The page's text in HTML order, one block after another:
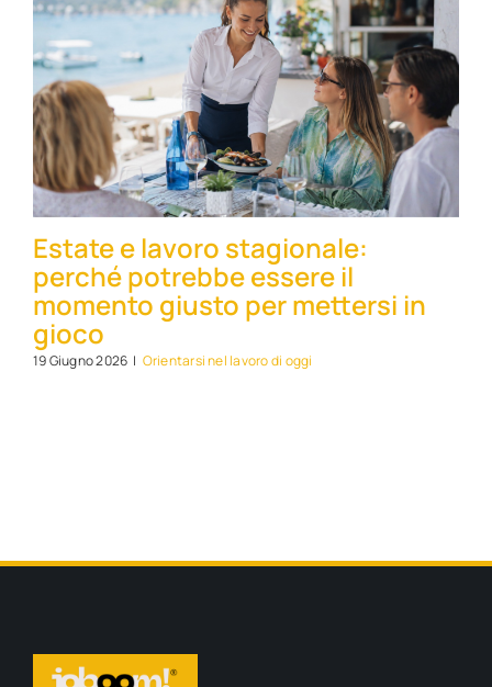
Estate e lavoro stagionale:
perché potrebbe essere il
momento giusto per mettersi in
gioco
19 Giugno 2026 | Orientarsi nel lavoro di oggi